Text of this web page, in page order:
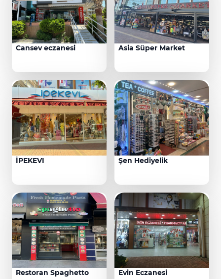
Cansev eczanesi Asia Süper Market
İPEKEVI Şen Hediyelik
Restoran Spaghetto Evin Eczanesi